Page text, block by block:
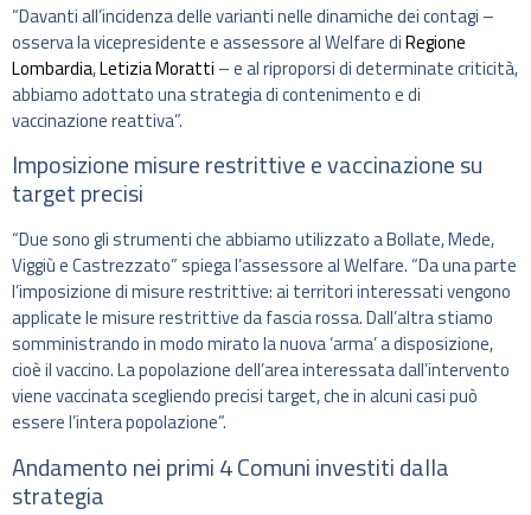
“Davanti all’incidenza delle varianti nelle dinamiche dei contagi –
osserva la vicepresidente e assessore al Welfare diRegione
Lombardia,Letizia Moratti – e al riproporsi di determinate criticità,
abbiamo adottato una strategia di contenimento e di
vaccinazione reattiva”.
Imposizione misure restrittive e vaccinazione su
target precisi
“Due sono gli strumenti che abbiamo utilizzato a Bollate, Mede,
Viggiù e Castrezzato” spiega l’assessore al Welfare. “Da una parte
l’imposizione di misure restrittive: ai territori interessati vengono
applicate le misure restrittive da fascia rossa. Dall’altra stiamo
somministrando in modo mirato la nuova ‘arma’ a disposizione,
cioè il vaccino. La popolazione dell’area interessata dall’intervento
viene vaccinata scegliendo precisi target, che in alcuni casi può
essere l’intera popolazione”.
Andamento nei primi 4 Comuni investiti dalla
strategia